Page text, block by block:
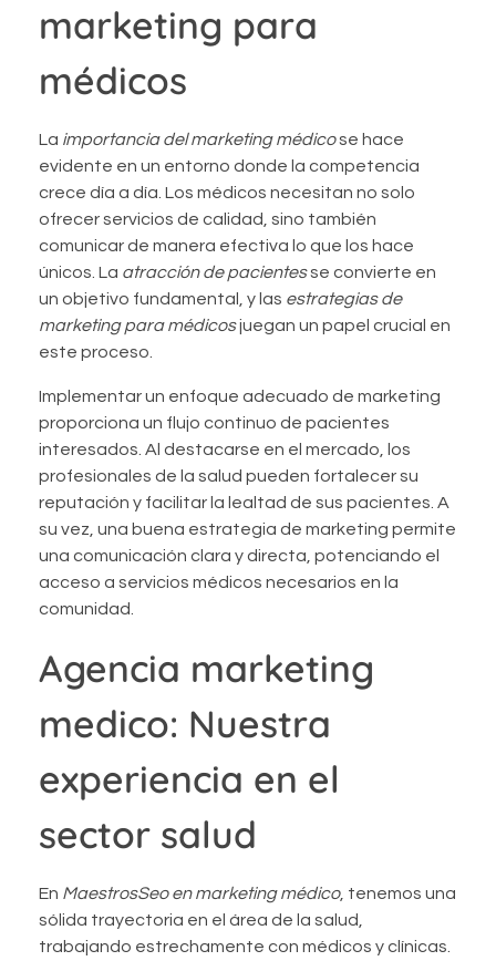
marketing para
médicos
La importancia del marketing médicose hace
evidente en un entorno donde la competencia
crece día a día. Los médicos necesitan no solo
ofrecer servicios de calidad, sino también
comunicar de manera efectiva lo que los hace
únicos. La atracción de pacientesse convierte en
un objetivo fundamental, y las estrategias de
marketing para médicosjuegan un papel crucial en
este proceso.
Implementar un enfoque adecuado de marketing
proporciona un flujo continuo de pacientes
interesados. Al destacarse en el mercado, los
profesionales de la salud pueden fortalecer su
reputación y facilitar la lealtad de sus pacientes. A
su vez, una buena estrategia de marketing permite
una comunicación clara y directa, potenciando el
acceso a servicios médicos necesarios en la
comunidad.
Agencia marketing
medico: Nuestra
experiencia en el
sector salud
En MaestrosSeo en marketing médico, tenemos una
sólida trayectoria en el área de la salud,
trabajando estrechamente con médicos y clínicas.